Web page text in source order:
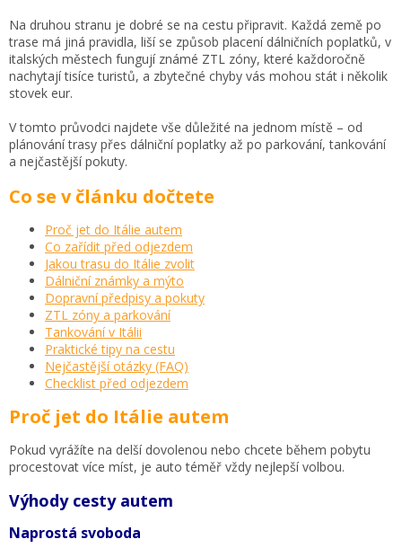
Na druhou stranu je dobré se na cestu připravit. Každá země po
trase má jiná pravidla, liší se způsob placení dálničních poplatků, v
italských městech fungují známé ZTL zóny, které každoročně
nachytají tisíce turistů, a zbytečné chyby vás mohou stát i několik
stovek eur.
V tomto průvodci najdete vše důležité na jednom místě – od
plánování trasy přes dálniční poplatky až po parkování, tankování
a nejčastější pokuty.
Co se v článku dočtete
Proč jet do Itálie autem
Co zařídit před odjezdem
Jakou trasu do Itálie zvolit
Dálniční známky a mýto
Dopravní předpisy a pokuty
ZTL zóny a parkování
Tankování v Itálii
Praktické tipy na cestu
Nejčastější otázky (FAQ)
Checklist před odjezdem
Proč jet do Itálie autem
Pokud vyrážíte na delší dovolenou nebo chcete během pobytu
procestovat více míst, je auto téměř vždy nejlepší volbou.
Výhody cesty autem
Naprostá svoboda